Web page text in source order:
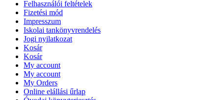
Felhasználói feltételek
Fizetési mód
Impresszum
Iskolai tankönyvrendelés
Jogi nyilatkozat
Kosár
Kosár
My account
My account
My Orders
Online elállási űrlap